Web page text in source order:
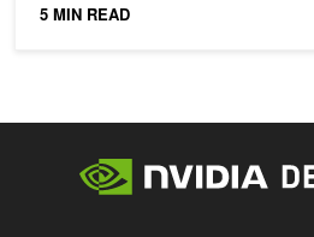
5 MIN READ